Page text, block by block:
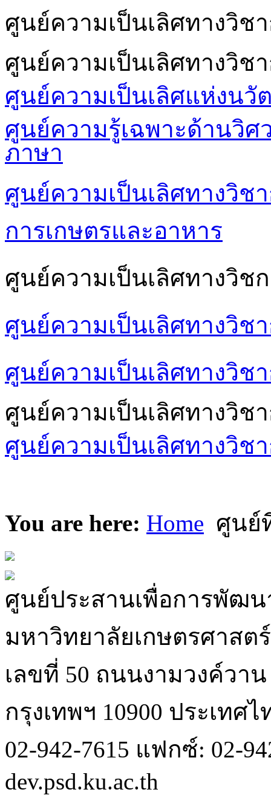
ศูนย์ความเป็นเลิศทางวิช
ศูนย์ความเป็นเลิศทางวิ
ศูนย์ความเป็นเลิศแห่งนวั
ศูนย์ความรู้เฉพาะด้านวิศ
ภาษา
ศูนย์ความเป็นเลิศทางวิช
การเกษตรและอาหาร
ศูนย์ความเป็นเลิศทางวิช
ศูนย์ความเป็นเลิศทางวิช
ศูนย์ความเป็นเลิศทางวิช
ศูนย์ความเป็นเลิศทางวิช
ศูนย์ความเป็นเลิศทางวิช
You are here: Home ศูนย์
ศูนย์ประสานเพื่อการพัฒน
มหาวิทยาลัยเกษตรศาสต
เลขที่ 50 ถนนงามวงค์วา
กรุงเทพฯ 10900 ประเทศไ
02-942-7615 แฟกซ์: 02-
dev.psd.ku.ac.th